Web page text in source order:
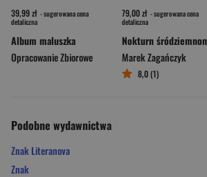
39,99 zł - sugerowana cena
detaliczna
Album maluszka
Opracowanie Zbiorowe
79,00 zł - sugerowana cena
detaliczna
Marek Zagańczyk
8,0 (1)
Podobne wydawnictwa
Znak Literanova
Znak